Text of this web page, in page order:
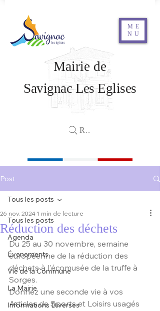
ME
NU
Savignac Les Eglises
Mairie de
Rechercher
Post
Tous les posts
Agenda
Évenements
Vie de la Commune
La Mairie
Informations Diverses
Tous les posts
Réduction des déchets
26 nov. 2024 1 min de lecture
Du 25 au 30 novembre, semaine
européenne de la réduction des
déchets à l'écomusée de la truffe à
Sorges.
Donnez une seconde vie à vos
Articles de Sports et Loisirs usagés